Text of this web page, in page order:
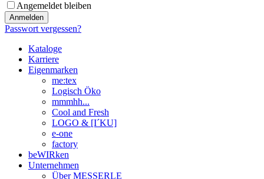
Angemeldet bleiben
Anmelden
Passwort vergessen?
Kataloge
Karriere
Eigenmarken
me:tex
Logisch Öko
mmmhh...
Cool and Fresh
LOGO & [I´KU]
e-one
factory
beWIRken
Unternehmen
Über MESSERLE